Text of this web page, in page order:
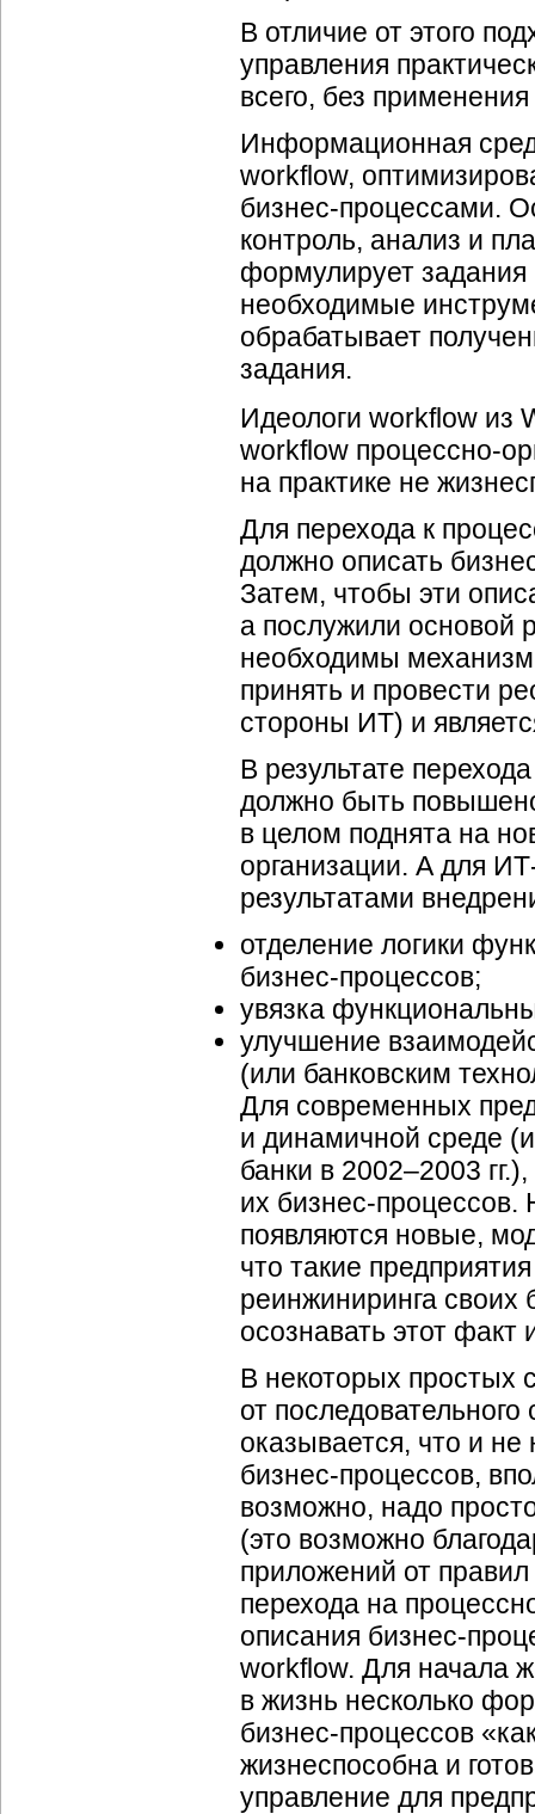
В отличие от этого
управления
всего, без
Информационная
workflow,
бизнес-процессами.
контроль, анализ и
формулирует задания
необходимые
обрабатывает
задания.
Идеологи workflow из
workflow процессно-
на практике не
Для перехода к
должно описать
Затем, чтобы эти
а послужили основой
необходимы
принять и провести
стороны ИТ) и
В результате
должно быть
в целом поднята на
организации. А для
результатами
отделение логики
бизнес-процессов;
увязка
улучшение
(или банковским
Для современных
и динамичной среде
банки в 2002–2003
их бизнес-процессов.
появляются новые,
что такие
реинжиниринга своих
осознавать этот
В некоторых простых
от
оказывается, что и
бизнес-процессов,
возможно, надо
(это возможно
приложений от
перехода на
описания бизнес-
workflow. Для начала
в жизнь несколько
бизнес-процессов
жизнеспособна и
управление для